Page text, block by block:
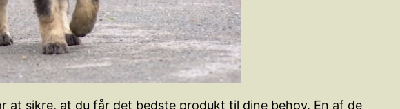
sikre, at du får det bedste produkt til dine behov. En af de